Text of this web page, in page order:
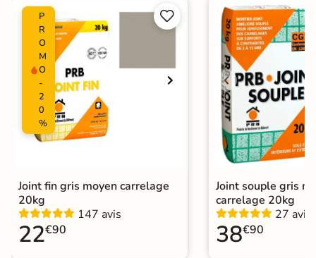
Pose Coller
Support
Placo, tout type de support mural
Normes
Origine
Catégories
Pierre de parement extérieur|
Carrelage 30x60 cm|
Pierre de parement intérieur
P
R
O
M
O
-
2
0
%


Joint fin gris moyen carrelage
20kg
147 avis
22€90
Joint souple gris
carrelage 20kg
27 avis
38€90